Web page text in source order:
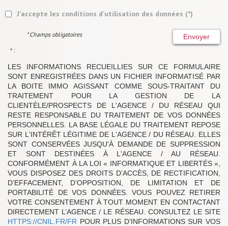
J'accepte les conditions d'utilisation des données (*)
Envoyer
* Champs obligatoires
* :
LES INFORMATIONS RECUEILLIES SUR CE FORMULAIRE
SONT ENREGISTRÉES DANS UN FICHIER INFORMATISÉ PAR
LA BOITE IMMO AGISSANT COMME SOUS-TRAITANT DU
TRAITEMENT POUR LA GESTION DE LA
CLIENTÈLE/PROSPECTS DE L'AGENCE / DU RÉSEAU QUI
RESTE RESPONSABLE DU TRAITEMENT DE VOS DONNÉES
PERSONNELLES. LA BASE LÉGALE DU TRAITEMENT REPOSE
SUR L'INTÉRÊT LÉGITIME DE L'AGENCE / DU RÉSEAU. ELLES
SONT CONSERVÉES JUSQU'À DEMANDE DE SUPPRESSION
ET SONT DESTINÉES À L'AGENCE / AU RÉSEAU.
CONFORMÉMENT À LA LOI « INFORMATIQUE ET LIBERTÉS »,
VOUS DISPOSEZ DES DROITS D’ACCÈS, DE RECTIFICATION,
D’EFFACEMENT, D’OPPOSITION, DE LIMITATION ET DE
PORTABILITÉ DE VOS DONNÉES. VOUS POUVEZ RETIRER
VOTRE CONSENTEMENT À TOUT MOMENT EN CONTACTANT
DIRECTEMENT L’AGENCE / LE RÉSEAU. CONSULTEZ LE SITE
HTTPS://CNIL.FR/FR POUR PLUS D’INFORMATIONS SUR VOS